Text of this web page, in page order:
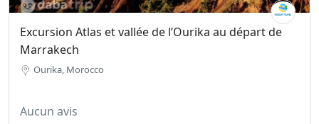
Excursion Atlas et vallée de l’Ourika au départ de
Marrakech
Ourika, Morocco
Aucun avis